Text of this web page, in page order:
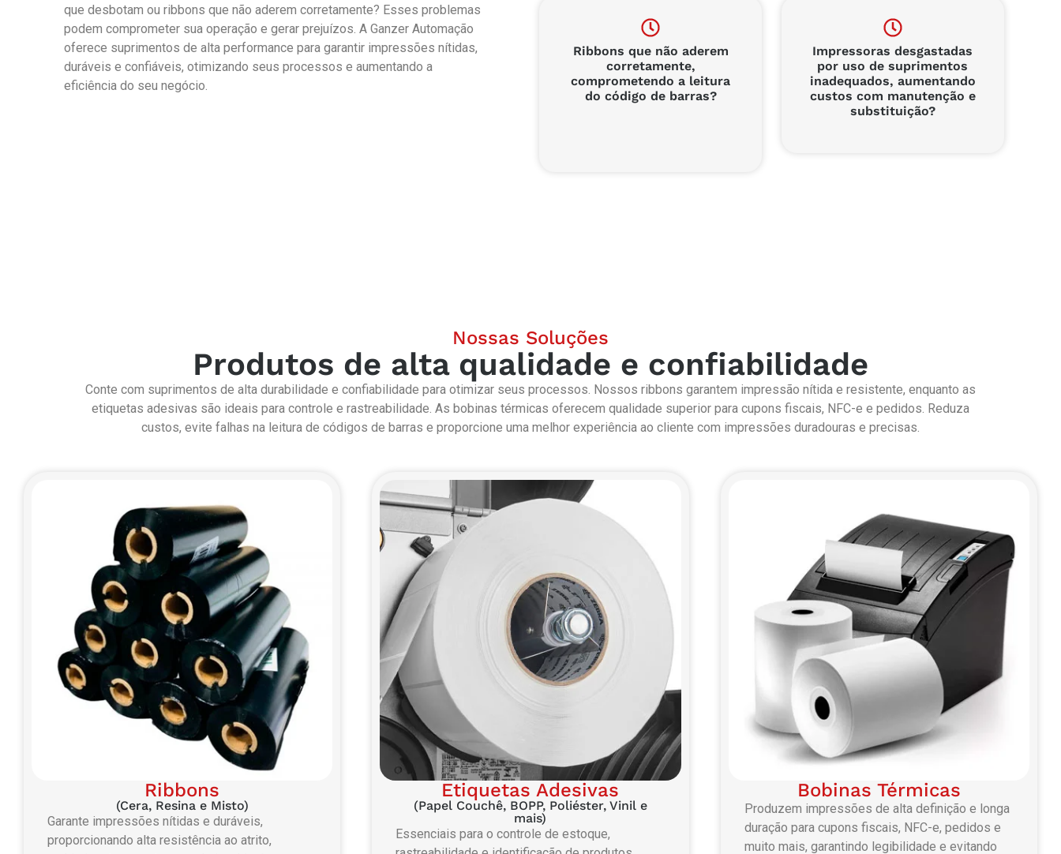
que desbotam ou ribbons que não aderem corretamente? Esses problemas
podem comprometer sua operação e gerar prejuízos. A Ganzer Automação
oferece suprimentos de alta performance para garantir impressões nítidas,
duráveis e confiáveis, otimizando seus processos e aumentando a
eficiência do seu negócio.
Ribbons que não aderem
corretamente,
comprometendo a leitura
do código de barras?
Impressoras desgastadas
por uso de suprimentos
inadequados, aumentando
custos com manutenção e
substituição?
Nossas Soluções
Produtos de alta qualidade e confiabilidade
Conte com suprimentos de alta durabilidade e confiabilidade para otimizar seus processos. Nossos ribbons garantem impressão nítida e resistente, enquanto as
etiquetas adesivas são ideais para controle e rastreabilidade. As bobinas térmicas oferecem qualidade superior para cupons fiscais, NFC-e e pedidos. Reduza
custos, evite falhas na leitura de códigos de barras e proporcione uma melhor experiência ao cliente com impressões duradouras e precisas.
Ribbons
(Cera, Resina e Misto)
Garante impressões nítidas e duráveis,
proporcionando alta resistência ao atrito,
Etiquetas Adesivas
(Papel Couchê, BOPP, Poliéster, Vinil e
mais)
Essenciais para o controle de estoque,
Bobinas Térmicas
Produzem impressões de alta definição e longa
duração para cupons fiscais, NFC-e, pedidos e
muito mais, garantindo legibilidade e evitando